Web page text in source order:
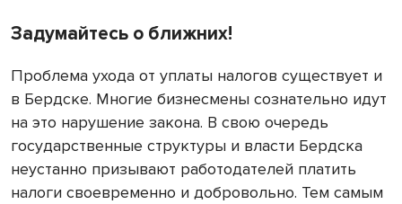
Задумайтесь о ближних!
Проблема ухода от уплаты налогов существует и
в Бердске. Многие бизнесмены сознательно идут
на это нарушение закона. В свою очередь
государственные структуры и власти Бердска
неустанно призывают работодателей платить
налоги своевременно и добровольно. Тем самым